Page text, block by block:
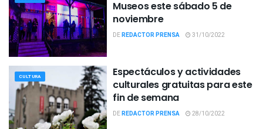
Museos este sábado 5 de
noviembre
DEREDACTOR PRENSA 31/10/2022
CULTURA
Espectáculos y actividades
culturales gratuitas para este
fin de semana
DEREDACTOR PRENSA 28/10/2022